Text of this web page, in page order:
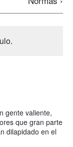
gente valiente,
que gran parte
dilapidado en el